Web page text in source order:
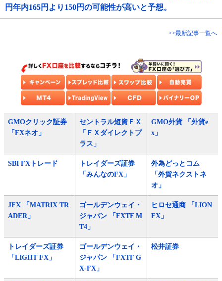
円年内165円より150円の可能性が高いと予想。
>>最新記事一覧へ
GMOクリック証券
「FXネオ」
セントラル短資ＦＸ
「ＦＸダイレクトプ
ラス」
GMO外貨 「外貨e
x」
SBI FXトレード
トレイダーズ証券
「みんなのFX」
外為どっとコム
「外貨ネクストネ
オ」
JFX 「MATRIX TR
ADER」
ゴールデンウェイ・
ジャパン 「FXTF M
T4」
ヒロセ通商 「LION
FX」
トレイダーズ証券
「LIGHT FX」
ゴールデンウェイ・
ジャパン 「FXTF G
X-FX」
松井証券